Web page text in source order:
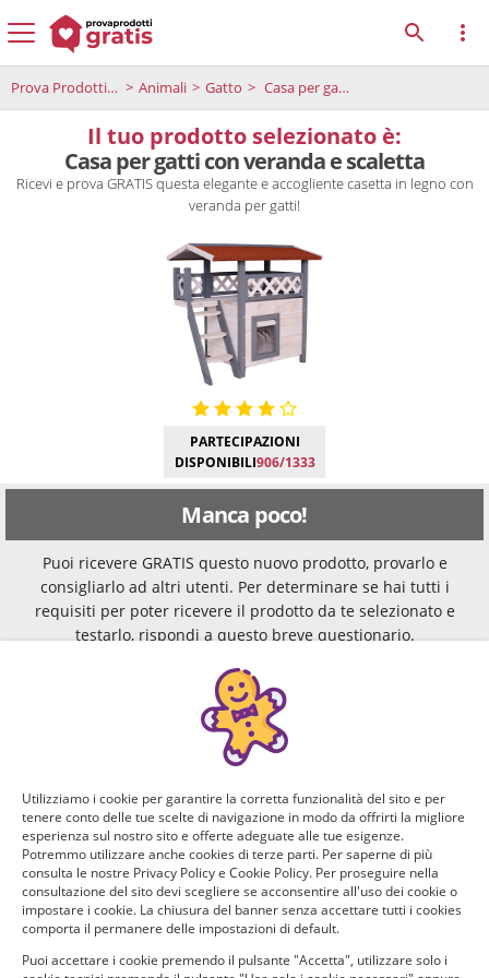
Prova Prodotti Gratis Animali Gatto Casa per gatti con veranda e scaletta
Il tuo prodotto selezionato è:
Casa per gatti con veranda e scaletta
Ricevi e prova GRATIS questa elegante e accogliente casetta in legno con
veranda per gatti!
PARTECIPAZIONI
DISPONIBILI906/1333
Manca poco!
Puoi ricevere GRATIS questo nuovo prodotto, provarlo e
consigliarlo ad altri utenti. Per determinare se hai tutti i
requisiti per poter ricevere il prodotto da te selezionato e
testarlo, rispondi a questo breve questionario.
Domanda 1 di 3:
Quali animali domestici hai?
Gatto
Coniglio
Utilizziamo i cookie per garantire la corretta funzionalità del sito e per
tenere conto delle tue scelte di navigazione in modo da offrirti la migliore
esperienza sul nostro sito e offerte adeguate alle tue esigenze.
Potremmo utilizzare anche cookies di terze parti. Per saperne di più
consulta le nostre Privacy Policy e Cookie Policy. Per proseguire nella
consultazione del sito devi scegliere se acconsentire all'uso dei cookie o
impostare i cookie. La chiusura del banner senza accettare tutti i cookies
comporta il permanere delle impostazioni di default.
Puoi accettare i cookie premendo il pulsante "Accetta", utilizzare solo i